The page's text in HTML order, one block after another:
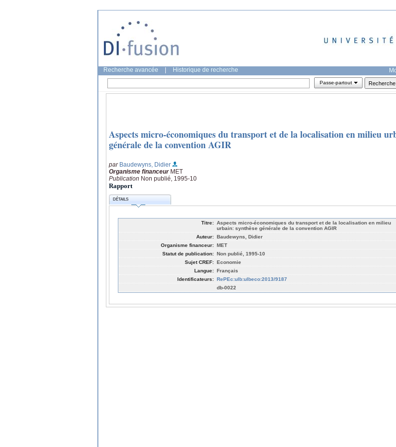
Recherche avancée Historique de recherche
Passe-partout
Aspects micro-économiques du transport et de la localisation en milieu
générale de la convention AGIR
par Baudewyns, Didier
Organisme financeur MET
Publication Non publié, 1995-10
Rapport
DÉTAILS
Titre: Aspects micro-économiques du transport et de la localisation en milieu
urbain: synthèse générale de la convention AGIR
Auteur: Baudewyns, Didier
Organisme financeur: MET
Statut de publication: Non publié, 1995-10
Sujet CREF: Economie
Langue: Français
Identificateurs: RePEc:ulb:ulbeco:2013/9187
db-0022